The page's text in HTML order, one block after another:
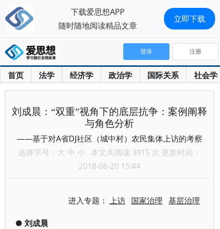
首页 法学 经济学 政治学 国际关系 社会学
登录 注册
刘成晨：“双重”视角下的底层抗争：案例阐释
与角色分析
——基于对A省DJ社区（城中村）农民集体上访的考察
选择字号： 大 中 小 本文共阅读 3915 次 更新时间：
2018-06-20 15:44
进入专题：上访 国家治理 基层治理
● 刘成晨
下载爱思想APP
随时随地阅读精品文章
立即下载